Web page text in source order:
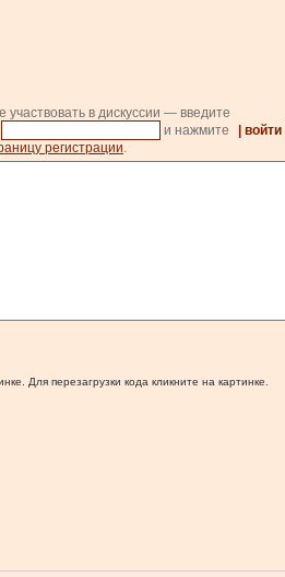
в дискуссии — введите
и нажмите | войти |
регистрации.
Для перезагрузки кода кликните на картинке.